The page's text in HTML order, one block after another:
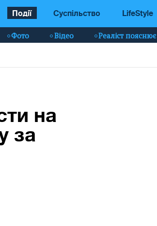
Події Суспільство LifeStyle
Фото Відео Реаліст пояснює
на
за